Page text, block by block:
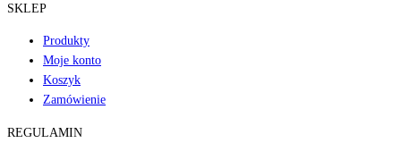
SKLEP
Produkty
Moje konto
Koszyk
Zamówienie
REGULAMIN